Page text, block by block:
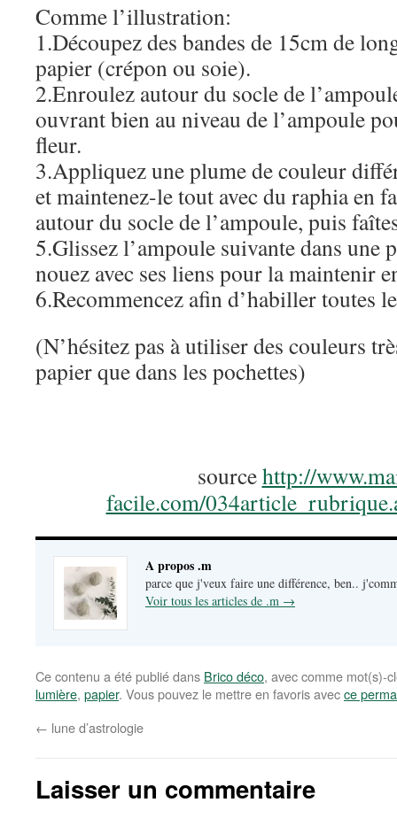
Comme l’illustration:
1.Découpez des bandes de 15cm de
papier (crépon ou soie).
2.Enroulez autour du socle de
ouvrant bien au niveau de l’ampoule
fleur.
3.Appliquez une plume de couleur
et maintenez-le tout avec du raphia en
autour du socle de l’ampoule, puis
5.Glissez l’ampoule suivante dans une
nouez avec ses liens pour la maintenir
6.Recommencez afin d’habiller toutes
(N’hésitez pas à utiliser des couleurs
papier que dans les pochettes)
sourcehttp://
facile.com/
A propos .m
parce que j'veux faire une différence, ben..
Voir tous les articles de .m →
Ce contenu a été publié dans Brico déco, avec comme mot(s)-
lumière, papier. Vous pouvez le mettre en favoris avecce
← lune d’astrologie
Laisser un commentaire